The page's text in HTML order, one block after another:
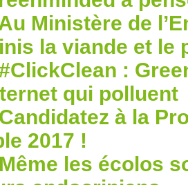
Ministère de
la viande et le
:
qui polluent
Candidatez à la
2017 !
Même les écolos